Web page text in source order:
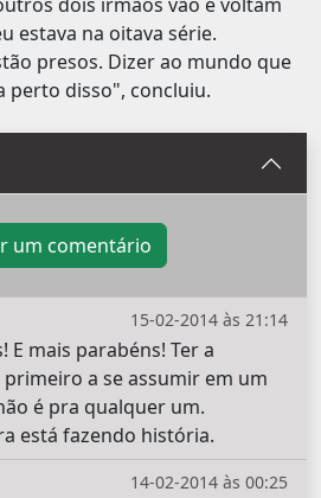
estava na oitava série.
presos. Dizer ao mundo que
perto disso", concluiu.
um comentário
15-02-2014 às 21:14
E mais parabéns! Ter a
a se assumir em um
é pra qualquer um.
está fazendo história.
14-02-2014 às 00:25